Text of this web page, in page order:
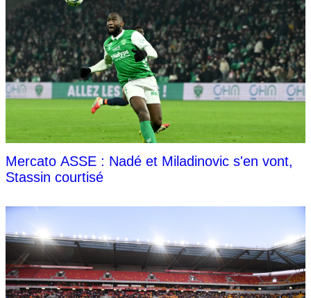
Mercato ASSE : Nadé et Miladinovic s'en vont,
Stassin courtisé